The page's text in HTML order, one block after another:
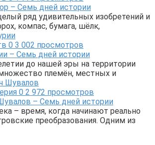
– Семь дней истории
ряд удивительных изобретений и
компас, бумага, шёлк,
0 3 002 просмотров
– Семь дней истории
до нашей эры на территории
племён, местных и
0 2 972 просмотров
– Семь дней истории
– время, когда начинают реально
преобразования. Одним из